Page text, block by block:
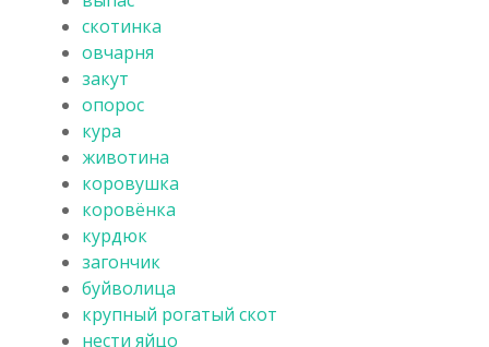
скотинка
овчарня
закут
опорос
кура
животина
коровушка
коровёнка
курдюк
загончик
буйволица
крупный рогатый скот
нести яйцо